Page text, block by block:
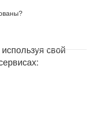
свой